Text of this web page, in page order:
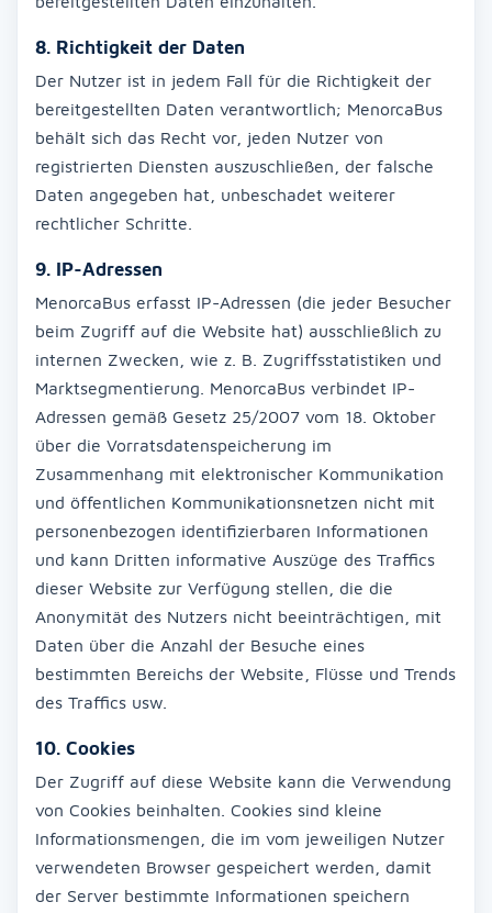
8. Richtigkeit der Daten
Der Nutzer ist in jedem Fall für die Richtigkeit der
bereitgestellten Daten verantwortlich; MenorcaBus
behält sich das Recht vor, jeden Nutzer von
registrierten Diensten auszuschließen, der falsche
Daten angegeben hat, unbeschadet weiterer
rechtlicher Schritte.
9. IP-Adressen
MenorcaBus erfasst IP-Adressen (die jeder Besucher
beim Zugriff auf die Website hat) ausschließlich zu
internen Zwecken, wie z. B. Zugriffsstatistiken und
Marktsegmentierung. MenorcaBus verbindet IP-
Adressen gemäß Gesetz 25/2007 vom 18. Oktober
über die Vorratsdatenspeicherung im
Zusammenhang mit elektronischer Kommunikation
und öffentlichen Kommunikationsnetzen nicht mit
personenbezogen identifizierbaren Informationen
und kann Dritten informative Auszüge des Traffics
dieser Website zur Verfügung stellen, die die
Anonymität des Nutzers nicht beeinträchtigen, mit
Daten über die Anzahl der Besuche eines
bestimmten Bereichs der Website, Flüsse und Trends
des Traffics usw.
10. Cookies
Der Zugriff auf diese Website kann die Verwendung
von Cookies beinhalten. Cookies sind kleine
Informationsmengen, die im vom jeweiligen Nutzer
verwendeten Browser gespeichert werden, damit
der Server bestimmte Informationen speichern